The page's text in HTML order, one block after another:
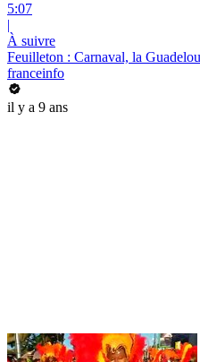
5:07
|
À suivre
Feuilleton : Carnaval, la
franceinfo
il y a 9 ans